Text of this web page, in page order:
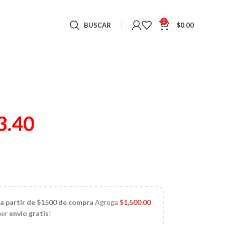
BUSCAR 0 $0.00
partir de $1500 de compra Agrega$1,500.00
envío gratis!